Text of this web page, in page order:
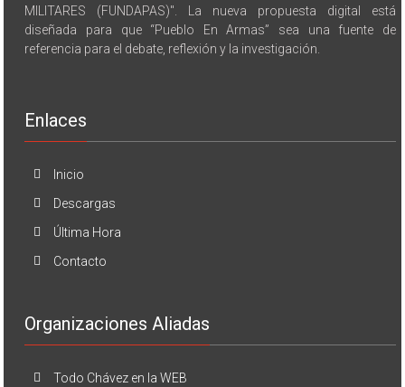
MILITARES (FUNDAPAS)". La nueva propuesta digital está
diseñada para que “Pueblo En Armas” sea una fuente de
referencia para el debate, reflexión y la investigación.
Enlaces
Inicio
Descargas
Última Hora
Contacto
Organizaciones Aliadas
Todo Chávez en la WEB